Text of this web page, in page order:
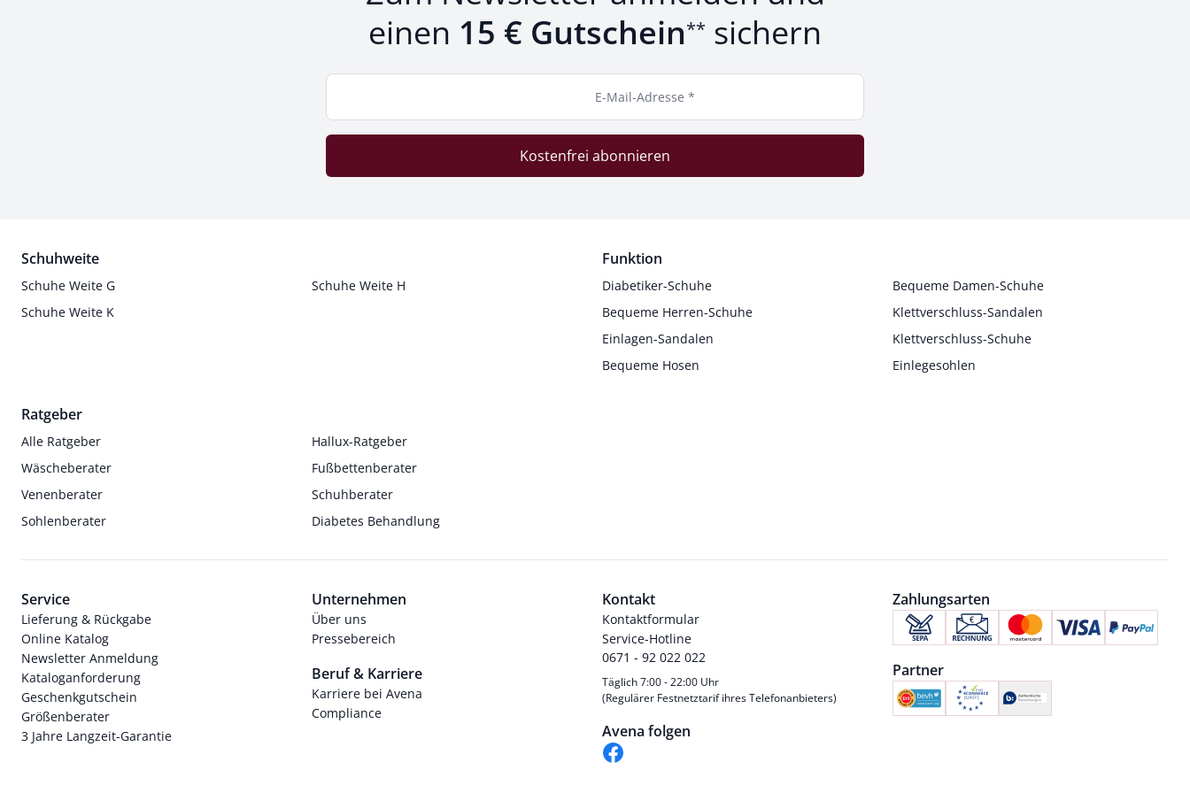
einen 15 € Gutschein** sichern
E-Mail-Adresse *
Kostenfrei abonnieren
Schuhweite
Schuhe Weite G
Schuhe Weite H
Schuhe Weite K
Funktion
Diabetiker-Schuhe
Bequeme Damen-Schuhe
Bequeme Herren-Schuhe
Klettverschluss-Sandalen
Einlagen-Sandalen
Klettverschluss-Schuhe
Bequeme Hosen
Einlegesohlen
Ratgeber
Alle Ratgeber
Hallux-Ratgeber
Wäscheberater
Fußbettenberater
Venenberater
Schuhberater
Sohlenberater
Diabetes Behandlung
Service
Lieferung & Rückgabe
Online Katalog
Newsletter Anmeldung
Kataloganforderung
Geschenkgutschein
Größenberater
3 Jahre Langzeit-Garantie
Unternehmen
Über uns
Pressebereich
Beruf & Karriere
Karriere bei Avena
Compliance
Kontakt
Kontaktformular
Service-Hotline
0671 - 92 022 022
Täglich 7:00 - 22:00 Uhr
(Regulärer Festnetztarif ihres Telefonanbieters)
Avena folgen
Zahlungsarten
Partner